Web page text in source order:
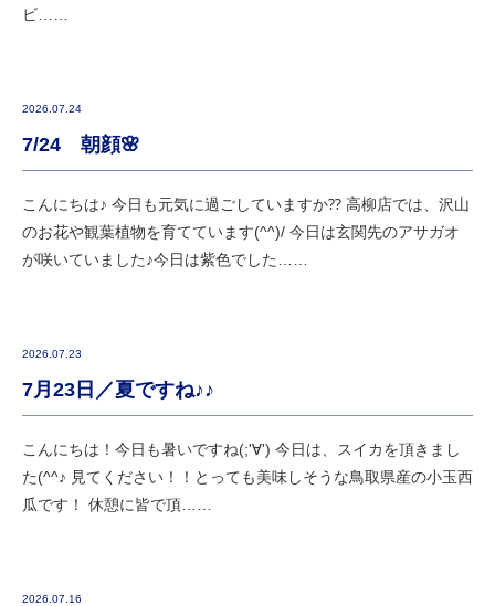
ビ……
2026.07.24
7/24 朝顔🌸
こんにちは♪ 今日も元気に過ごしていますか⁇ 高柳店では、沢山
のお花や観葉植物を育てています(^^)/ 今日は玄関先のアサガオ
が咲いていました♪今日は紫色でした……
2026.07.23
7月23日／夏ですね♪♪
こんにちは！今日も暑いですね(;'∀') 今日は、スイカを頂きまし
た(^^♪ 見てください！！とっても美味しそうな鳥取県産の小玉西
瓜です！ 休憩に皆で頂……
2026.07.16